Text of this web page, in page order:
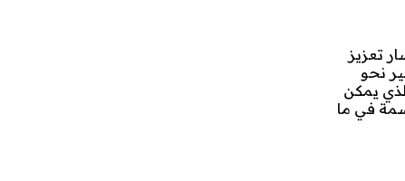
تعزيز
نحو
يمكن
في ما